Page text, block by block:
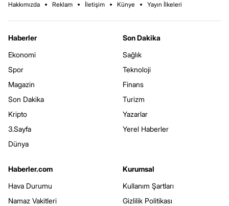
Hakkımızda Reklam İletişim Künye Yayın İlkeleri
Haberler
Ekonomi
Spor
Magazin
Son Dakika
Kripto
3.Sayfa
Dünya
Son Dakika
Sağlık
Teknoloji
Finans
Turizm
Yazarlar
Yerel Haberler
Haberler.com
Hava Durumu
Namaz Vakitleri
Kurumsal
Kullanım Şartları
Gizlilik Politikası